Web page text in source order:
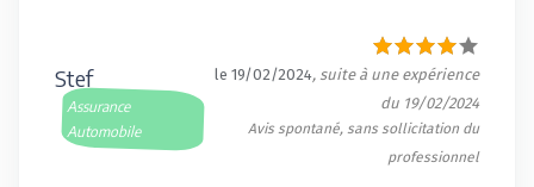
Stef
Assurance
Automobile
le 19/02/2024, suite à une expérience
du 19/02/2024
Avis spontané, sans sollicitation du
professionnel